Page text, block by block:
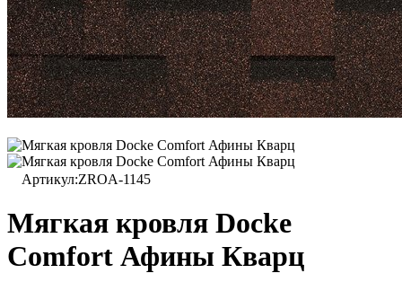
Артикул:ZROA-1145
Мягкая кровля Docke
Сomfort Афины Кварц